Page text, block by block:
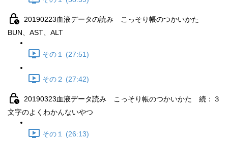
20190223血液データの読み こっそり帳のつかいかた
BUN、AST、ALT
その１ (27:51)
その２ (27:42)
20190323血液データ読み こっそり帳のつかいかた 続：３
文字のよくわかんないやつ
その１ (26:13)